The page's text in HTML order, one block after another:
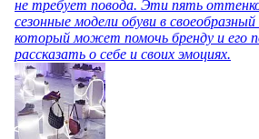
не требует повода. Эти пять
сезонные модели обуви в
который может помочь бренду и его
рассказать о себе и своих эмоциях.